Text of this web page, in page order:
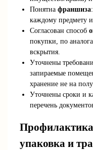
Понятнафраншиза
каждому предмету
Согласован способ
покупки, по
вскрытия.
Уточнены
запираемые
хранение не на
Уточнены сроки и
перечень
упаковка и